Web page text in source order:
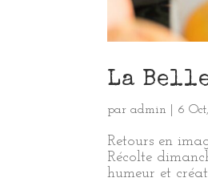
La
paradmin 6
Retours en
Récolte
humeur et